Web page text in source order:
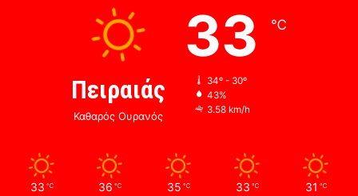
Πειραιάς
Καθαρός Ουρανός
33 ℃
34º - 30º
43%
3.58 km/h
33 ℃ 36 ℃ 35 ℃ 33 ℃ 31 ℃